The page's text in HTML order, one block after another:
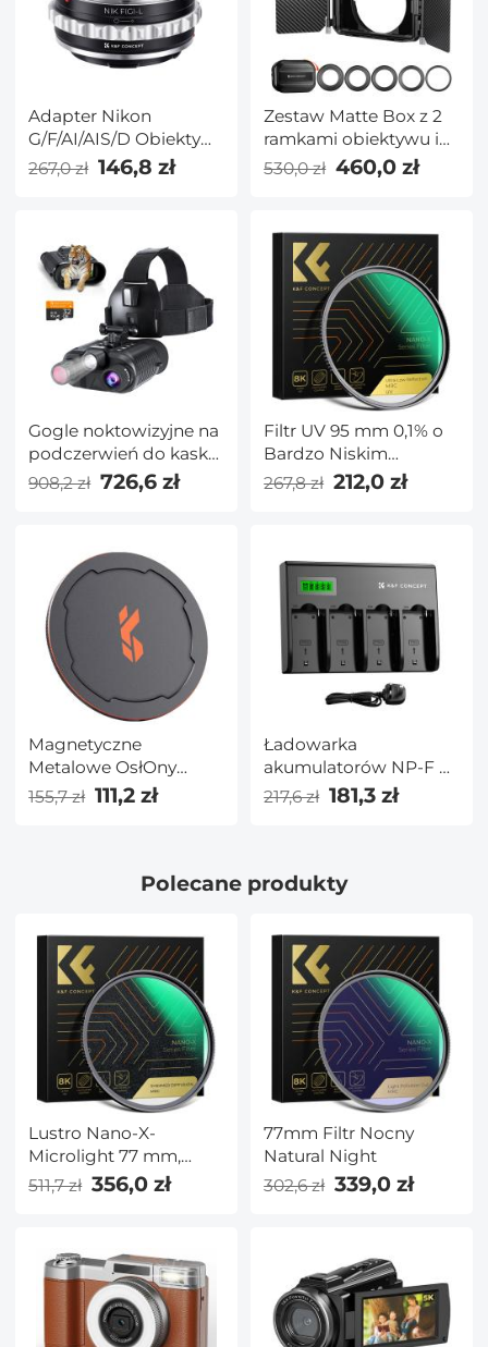
Adapter Nikon
G/F/AI/AIS/D Obiektyw
do Leica L Mount
267,0 zł 146,8 zł
Zestaw Matte Box z 2
ramkami obiektywu i
adapterem
kwadratowych 4x5,65"
530,0 zł 460,0 zł
Gogle noktowizyjne na
podczerwień do kasku
4K 8X Cyfrowy zoom
Latarka 32GB
908,2 zł 726,6 zł
Filtr UV 95 mm 0,1% o
Bardzo Niskim
Współczynniku
Odbicia (Powłoka
Powłokami z Seria
Nano X
267,8 zł 212,0 zł
Magnetyczne
Metalowe OsłOny
Obiektywu 55MM
(Działa Tylko Z Filtrami
155,7 zł 111,2 zł
Ładowarka
akumulatorów NP-F 4-
kanałowa K&F Concept
z wyświetlaczem LCD
F950, NP-F930, NP-
wtyczka brytyjska
217,6 zł 181,3 zł
Polecane produkty
Lustro Nano-X-
Microlight 77 mm,
szkło optyczne,
zarysowania,
przeciwodblaskowa
wodoodporna zielona
folia z serii Nano-X
511,7 zł 356,0 zł
77mm Filtr Nocny
Natural Night
302,6 zł 339,0 zł